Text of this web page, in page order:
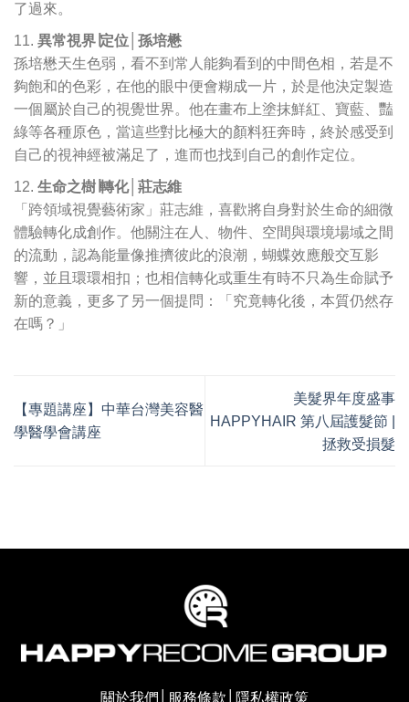
了過來。
異常視界∣定位│孫培懋
孫培懋天生色弱，看不到常人能夠看到的中間色相，若是不
夠飽和的色彩，在他的眼中便會糊成一片，於是他決定製造
一個屬於自己的視覺世界。他在畫布上塗抹鮮紅、寶藍、豔
綠等各種原色，當這些對比極大的顏料狂奔時，終於感受到
自己的視神經被滿足了，進而也找到自己的創作定位。
生命之樹∣轉化│莊志維
「跨領域視覺藝術家」莊志維，喜歡將自身對於生命的細微
體驗轉化成創作。他關注在人、物件、空間與環境場域之間
的流動，認為能量像推擠彼此的浪潮，蝴蝶效應般交互影
響，並且環環相扣；也相信轉化或重生有時不只為生命賦予
新的意義，更多了另一個提問：「究竟轉化後，本質仍然存
在嗎？」
【專題講座】中華台灣美容醫
學醫學會講座
美髮界年度盛事
HAPPYHAIR 第八屆護髮節 |
拯救受損髮
關於我們 服務條款 隱私權政策